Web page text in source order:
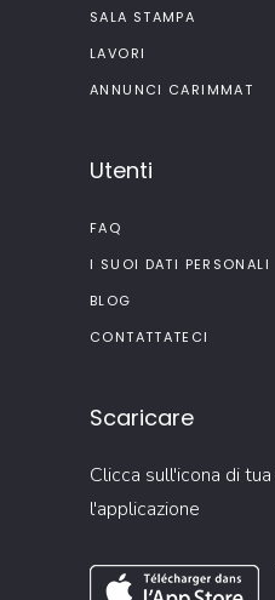
SALA STAMPA
LAVORI
ANNUNCI CARIMMAT
Utenti
FAQ
I SUOI DATI PERSONALI
BLOG
CONTATTATECI
Scaricare
Clicca sull'icona di
l'applicazione